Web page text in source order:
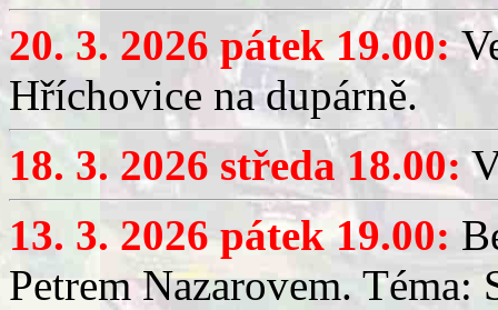
20. 3. 2026 pátek 19.00:
Hříchovice na dupárně.
18. 3. 2026 středa 18.00:
13. 3. 2026 pátek 19.00:
Petrem Nazarovem. Téma: